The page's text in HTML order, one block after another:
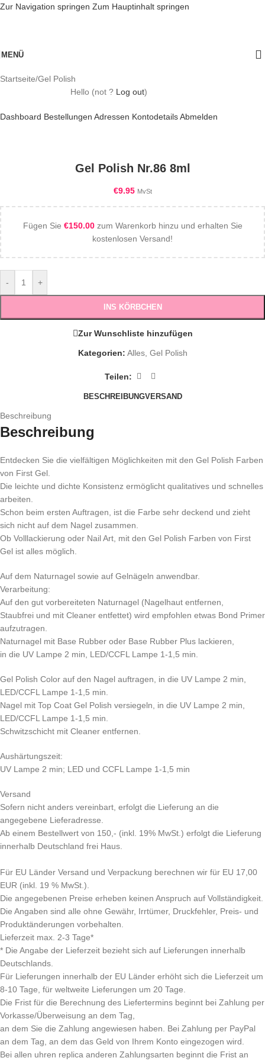
Zur Navigation springen Zum Hauptinhalt springen
MENÜ
Startseite/Gel Polish
Hello (not ? Log out)
Dashboard Bestellungen Adressen KontodetailsAbmelden
Gel Polish Nr.86 8ml
€9.95 MvSt
Fügen Sie €150.00zum Warenkorb hinzu und erhalten Sie
kostenlosen Versand!
- +
INS KÖRBCHEN
Zur Wunschliste hinzufügen
Kategorien: Alles, Gel Polish
Teilen:
BESCHREIBUNGVERSAND
Beschreibung
Beschreibung
Entdecken Sie die vielfältigen Möglichkeiten mit den Gel Polish Farben
von First Gel.
Die leichte und dichte Konsistenz ermöglicht qualitatives und schnelles
arbeiten.
Schon beim ersten Auftragen, ist die Farbe sehr deckend und zieht
sich nicht auf dem Nagel zusammen.
Ob Volllackierung oder Nail Art, mit den Gel Polish Farben von First
Gel ist alles möglich.
Auf dem Naturnagel sowie auf Gelnägeln anwendbar.
Verarbeitung:
Auf den gut vorbereiteten Naturnagel (Nagelhaut entfernen,
Staubfrei und mit Cleaner entfettet) wird empfohlen etwas Bond Primer
aufzutragen.
Naturnagel mit Base Rubber oder Base Rubber Plus lackieren,
in die UV Lampe 2 min, LED/CCFL Lampe 1-1,5 min.
Gel Polish Color auf den Nagel auftragen, in die UV Lampe 2 min,
LED/CCFL Lampe 1-1,5 min.
Nagel mit Top Coat Gel Polish versiegeln, in die UV Lampe 2 min,
LED/CCFL Lampe 1-1,5 min.
Schwitzschicht mit Cleaner entfernen.
Aushärtungszeit:
UV Lampe 2 min; LED und CCFL Lampe 1-1,5 min
Versand
Sofern nicht anders vereinbart, erfolgt die Lieferung an die
angegebene Lieferadresse.
Ab einem Bestellwert von 150,- (inkl. 19% MwSt.) erfolgt die Lieferung
innerhalb Deutschland frei Haus.
Für EU Länder Versand und Verpackung berechnen wir für EU 17,00
EUR (inkl. 19 % MwSt.).
Die angegebenen Preise erheben keinen Anspruch auf Vollständigkeit.
Die Angaben sind alle ohne Gewähr, Irrtümer, Druckfehler, Preis- und
Produktänderungen vorbehalten.
Lieferzeit max. 2-3 Tage*
* Die Angabe der Lieferzeit bezieht sich auf Lieferungen innerhalb
Deutschlands.
Für Lieferungen innerhalb der EU Länder erhöht sich die Lieferzeit um
8-10 Tage, für weltweite Lieferungen um 20 Tage.
Die Frist für die Berechnung des Liefertermins beginnt bei Zahlung per
Vorkasse/Überweisung an dem Tag,
an dem Sie die Zahlung angewiesen haben. Bei Zahlung per PayPal
an dem Tag, an dem das Geld von Ihrem Konto eingezogen wird.
Bei allen uhren replica anderen Zahlungsarten beginnt die Frist an